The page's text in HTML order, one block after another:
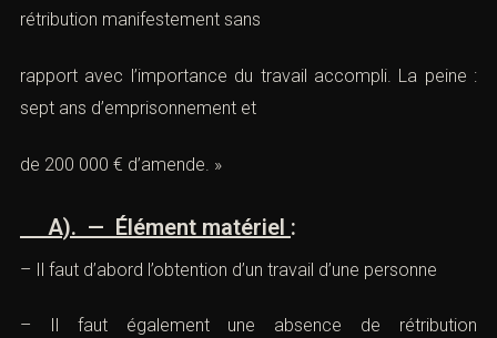
rétribution manifestement sans
rapport avec l’importance du travail accompli. La peine :
sept ans d’emprisonnement et
de 200 000 € d’amende. »
A). — Élément matériel :
– Il faut d’abord l’obtention d’un travail d’une personne
– Il faut également une absence de rétribution